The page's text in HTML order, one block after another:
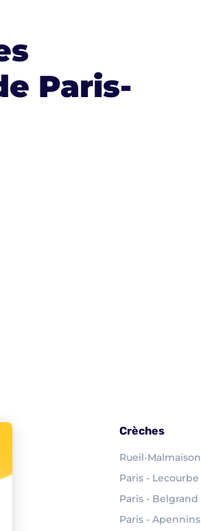
Paris-
Crèches
Rueil-Malmaison
Paris - Lecourbe
Paris - Belgrand
Paris - Apennins